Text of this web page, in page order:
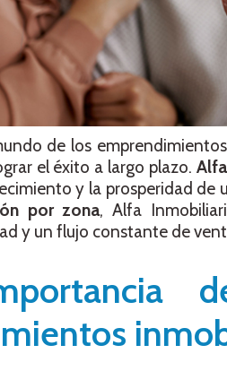
de los
el éxito a largo plazo.
y la prosperidad de
por zona, Alfa
y un flujo constante de